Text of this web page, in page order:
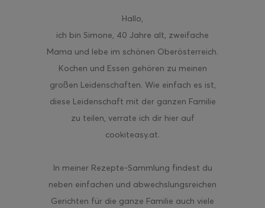
Hallo,
ich bin Simone, 40 Jahre alt, zweifache
Mama und lebe im schönen Oberösterreich.
Kochen und Essen gehören zu meinen
großen Leidenschaften. Wie einfach es ist,
diese Leidenschaft mit der ganzen Familie
zu teilen, verrate ich dir hier auf
cookiteasy.at.
In meiner Rezepte-Sammlung findest du
neben einfachen und abwechslungsreichen
Gerichten für die ganze Familie auch viele